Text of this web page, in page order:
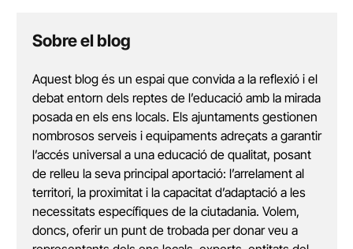
Sobre el blog
Aquest blog és un espai que convida a la reflexió i el
debat entorn dels reptes de l’educació amb la mirada
posada en els ens locals. Els ajuntaments gestionen
nombrosos serveis i equipaments adreçats a garantir
l’accés universal a una educació de qualitat, posant
de relleu la seva principal aportació: l’arrelament al
territori, la proximitat i la capacitat d’adaptació a les
necessitats específiques de la ciutadania. Volem,
doncs, oferir un punt de trobada per donar veu a